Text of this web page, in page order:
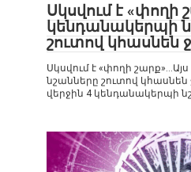
Սկսվում է «փողի
կենդանակերպի
շուտով կհասնեն
Սկսվում է «փողի
նշանները շուտով
վերջին 4 կենդանակերպի